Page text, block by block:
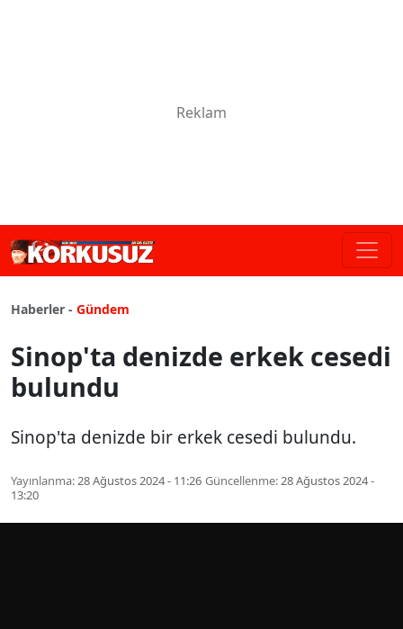
Haberler - Gündem
Sinop'ta denizde erkek cesedi
bulundu
Sinop'ta denizde bir erkek cesedi bulundu.
Yayınlanma:28 Ağustos 2024 - 11:26 Güncellenme:28 Ağustos 2024 -
13:20